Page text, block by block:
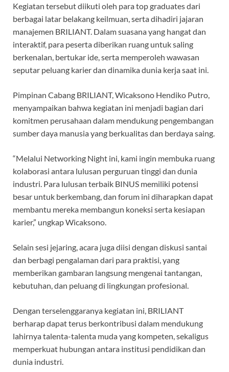
Kegiatan tersebut diikuti oleh para top graduates dari
berbagai latar belakang keilmuan, serta dihadiri jajaran
manajemen BRILIANT. Dalam suasana yang hangat dan
interaktif, para peserta diberikan ruang untuk saling
berkenalan, bertukar ide, serta memperoleh wawasan
seputar peluang karier dan dinamika dunia kerja saat ini.
Pimpinan Cabang BRILIANT, Wicaksono Hendiko Putro,
menyampaikan bahwa kegiatan ini menjadi bagian dari
komitmen perusahaan dalam mendukung pengembangan
sumber daya manusia yang berkualitas dan berdaya saing.
“Melalui Networking Night ini, kami ingin membuka ruang
kolaborasi antara lulusan perguruan tinggi dan dunia
industri. Para lulusan terbaik BINUS memiliki potensi
besar untuk berkembang, dan forum ini diharapkan dapat
membantu mereka membangun koneksi serta kesiapan
karier,” ungkap Wicaksono.
Selain sesi jejaring, acara juga diisi dengan diskusi santai
dan berbagi pengalaman dari para praktisi, yang
memberikan gambaran langsung mengenai tantangan,
kebutuhan, dan peluang di lingkungan profesional.
Dengan terselenggaranya kegiatan ini, BRILIANT
berharap dapat terus berkontribusi dalam mendukung
lahirnya talenta-talenta muda yang kompeten, sekaligus
memperkuat hubungan antara institusi pendidikan dan
dunia industri.